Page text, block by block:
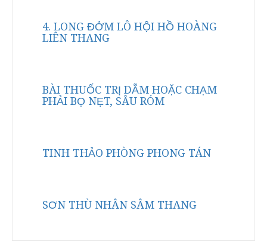
4. LONG ĐỞM LÔ HỘI HỒ HOÀNG
LIÊN THANG
BÀI THUỐC TRỊ DẪM HOẶC CHẠM
PHẢI BỌ NẸT, SÂU RÓM
TINH THẢO PHÒNG PHONG TÁN
SƠN THÙ NHÂN SÂM THANG